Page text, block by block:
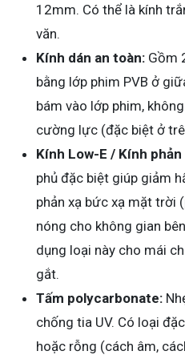
12mm. Có thể là kính
văn.
Kính dán an toàn: Gồm
bằng lớp phim PVB ở
bám vào lớp phim,
cường lực (đặc biệt ở
Kính Low-E / Kính phản
phủ đặc biệt giúp giảm
phản xạ bức xạ mặt trời
nóng cho không gian
dụng loại này cho mái
gắt.
Tấm polycarbonate:
chống tia UV. Có loại
hoặc rỗng (cách âm,